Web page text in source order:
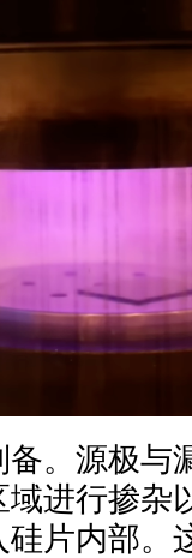
。源极与
进行掺杂
片内部。